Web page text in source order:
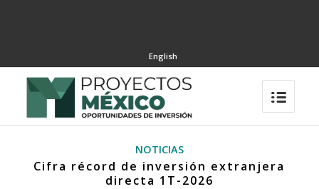
English
NOTICIAS
Cifra récord de inversión extranjera
directa 1T-2026